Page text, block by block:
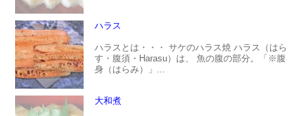
ハラス
ハラスとは・・・ サケのハラス焼 ハラス（はら
す・腹須・Harasu）は、 魚の腹の部分。「※腹
身（はらみ）」...
大和煮